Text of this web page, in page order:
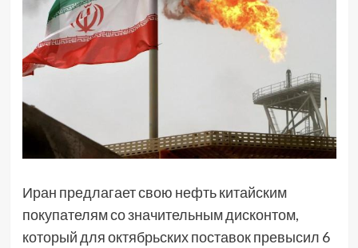
Иран предлагает свою нефть китайским
покупателям со значительным дисконтом,
который для октябрьских поставок превысил 6